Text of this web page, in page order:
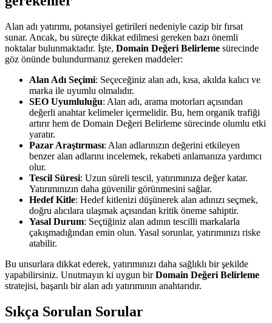
Alan adı yatırımı, potansiyel getirileri nedeniyle cazip bir fırsat
sunar. Ancak, bu süreçte dikkat edilmesi gereken bazı önemli
noktalar bulunmaktadır. İşte, Domain Değeri Belirleme sürecinde
göz önünde bulundurmanız gereken maddeler:
Alan Adı Seçimi: Seçeceğiniz alan adı, kısa, akılda kalıcı ve
marka ile uyumlu olmalıdır.
SEO Uyumluluğu: Alan adı, arama motorları açısından
değerli anahtar kelimeler içermelidir. Bu, hem organik trafiği
artırır hem de Domain Değeri Belirleme sürecinde olumlu etki
yaratır.
Pazar Araştırması: Alan adlarınızın değerini etkileyen
benzer alan adlarını incelemek, rekabeti anlamanıza yardımcı
olur.
Tescil Süresi: Uzun süreli tescil, yatırımınıza değer katar.
Yatırımınızın daha güvenilir görünmesini sağlar.
Hedef Kitle: Hedef kitlenizi düşünerek alan adınızı seçmek,
doğru alıcılara ulaşmak açısından kritik öneme sahiptir.
Yasal Durum: Seçtiğiniz alan adının tescilli markalarla
çakışmadığından emin olun. Yasal sorunlar, yatırımınızı riske
atabilir.
Bu unsurlara dikkat ederek, yatırımınızı daha sağlıklı bir şekilde
yapabilirsiniz. Unutmayın ki uygun birDomain Değeri Belirleme
stratejisi, başarılı bir alan adı yatırımının anahtarıdır.
Sıkça Sorulan Sorular